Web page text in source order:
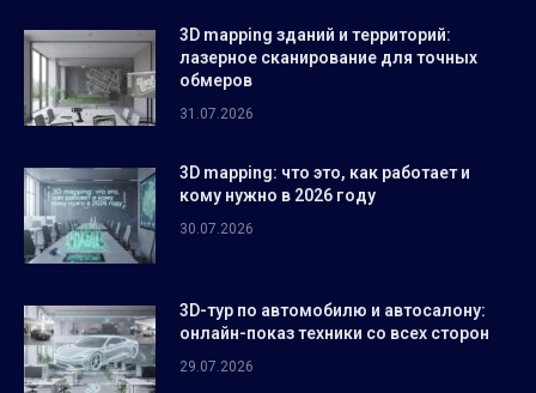
3D mapping зданий и территорий:
лазерное сканирование для точных
обмеров
31.07.2026
3D mapping: что это, как работает и
кому нужно в 2026 году
30.07.2026
3D-тур по автомобилю и автосалону:
онлайн-показ техники со всех сторон
29.07.2026